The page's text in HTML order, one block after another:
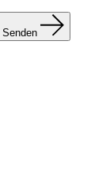
Senden